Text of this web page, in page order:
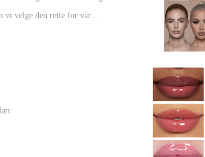
vi velge den rette for vår